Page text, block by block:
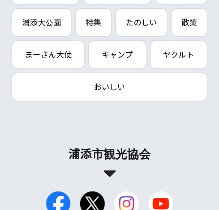
浦添大公園 特集 たのしい 散策
まーさん大使 キャンプ ヤクルト
おいしい
浦添市観光協会